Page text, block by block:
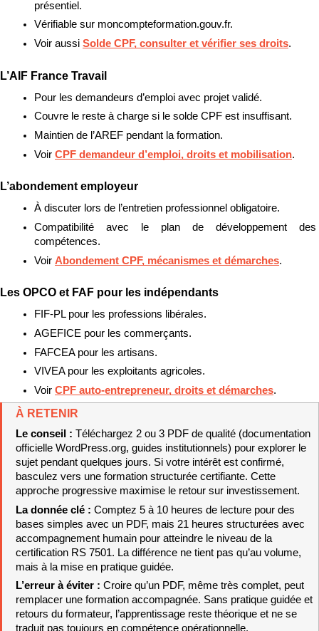
présentiel.
Vérifiable sur moncompteformation.gouv.fr.
Voir aussi Solde CPF, consulter et vérifier ses droits.
L’AIF France Travail
Pour les demandeurs d’emploi avec projet validé.
Couvre le reste à charge si le solde CPF est insuffisant.
Maintien de l’AREF pendant la formation.
Voir CPF demandeur d’emploi, droits et mobilisation.
L’abondement employeur
À discuter lors de l’entretien professionnel obligatoire.
Compatibilité avec le plan de développement des
compétences.
Voir Abondement CPF, mécanismes et démarches.
Les OPCO et FAF pour les indépendants
FIF-PL pour les professions libérales.
AGEFICE pour les commerçants.
FAFCEA pour les artisans.
VIVEA pour les exploitants agricoles.
Voir CPF auto-entrepreneur, droits et démarches.
À RETENIR
Le conseil : Téléchargez 2 ou 3 PDF de qualité (documentation
officielle WordPress.org, guides institutionnels) pour explorer le
sujet pendant quelques jours. Si votre intérêt est confirmé,
basculez vers une formation structurée certifiante. Cette
approche progressive maximise le retour sur investissement.
La donnée clé : Comptez 5 à 10 heures de lecture pour des
bases simples avec un PDF, mais 21 heures structurées avec
accompagnement humain pour atteindre le niveau de la
certification RS 7501. La différence ne tient pas qu’au volume,
mais à la mise en pratique guidée.
L’erreur à éviter : Croire qu’un PDF, même très complet, peut
remplacer une formation accompagnée. Sans pratique guidée et
retours du formateur, l’apprentissage reste théorique et ne se
traduit pas toujours en compétence opérationnelle.